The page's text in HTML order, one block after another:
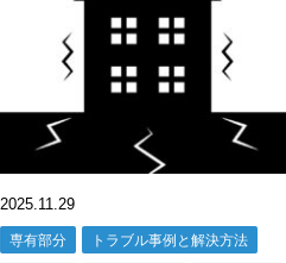
2025.11.29
専有部分 トラブル事例と解決方法